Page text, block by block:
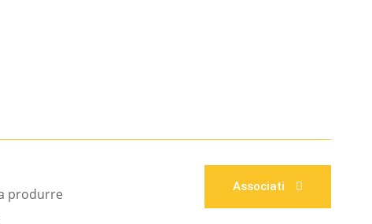
produrre
Associati